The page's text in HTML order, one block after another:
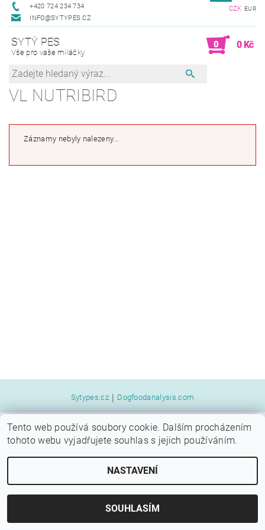
+420 724 234 734
INFO@SYTYPES.CZ
CZK EUR
SYTÝ PES
Vše pro vaše miláčky
0 0 Kč
VL NUTRIBIRD
Záznamy nebyly nalezeny...
Sytypes.cz | Dogfoodanalysis.com
2026 © SYTÝ PES, všechna práva vyhrazena
Vytvořil Shoptet
Tento web používá soubory cookie. Dalším procházením
tohoto webu vyjadřujete souhlas s jejich používáním.
NASTAVENÍ
SOUHLASÍM